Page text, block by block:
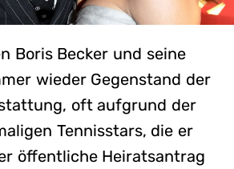
Boris Becker und seine
wieder Gegenstand der
oft aufgrund der
Tennisstars, die er
öffentliche Heiratsantrag